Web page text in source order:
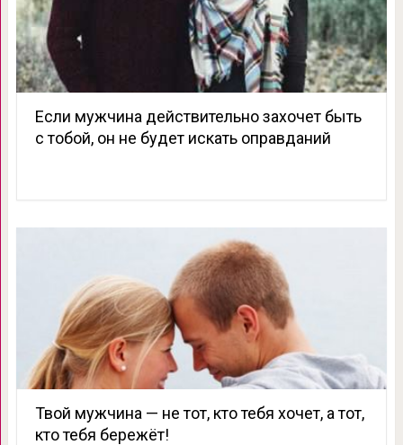
Если мужчина действительно захочет быть
с тобой, он не будет искать оправданий
Твой мужчина — не тот, кто тебя хочет, а тот,
кто тебя бережёт!